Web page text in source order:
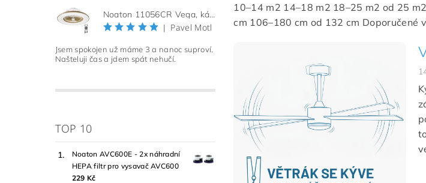
Noaton 11056CR Vega, kávová, stropní ventilátor se světlem
| Pavel Motl
Jsem spokojen už máme 3 a nanoc suproví.
Našteluji čas a jdem spát nehučí.
TOP 10
Noaton AVC600E - 2x náhradní
HEPA filtr pro vysavač AVC600
229 Kč
10–14 m2 14–18 m2 18–25 m2 od 25
cm 106–180 cm od 132 cm Doporučené